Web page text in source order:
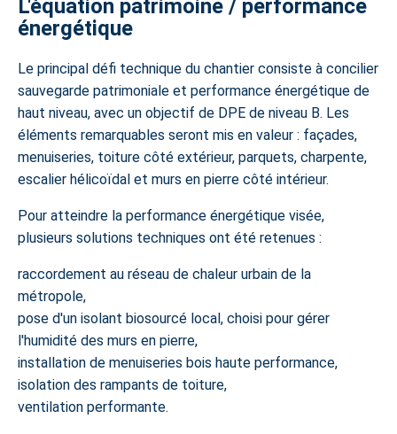
L'équation patrimoine / performance
énergétique
Le principal défi technique du chantier consiste à concilier
sauvegarde patrimoniale et performance énergétique de
haut niveau, avec un objectif de DPE de niveau B. Les
éléments remarquables seront mis en valeur : façades,
menuiseries, toiture côté extérieur, parquets, charpente,
escalier hélicoïdal et murs en pierre côté intérieur.
Pour atteindre la performance énergétique visée,
plusieurs solutions techniques ont été retenues :
raccordement au réseau de chaleur urbain de la
métropole,
pose d'un isolant biosourcé local, choisi pour gérer
l'humidité des murs en pierre,
installation de menuiseries bois haute performance,
isolation des rampants de toiture,
ventilation performante.